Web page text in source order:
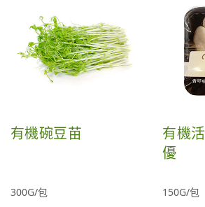
有機碗豆苗
300G/包
有機
優
150G/包